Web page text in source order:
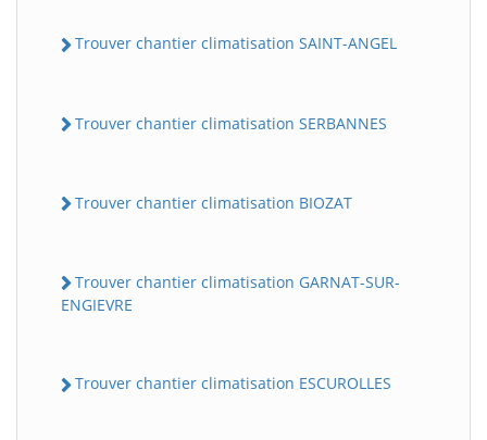
Trouver chantier climatisation SAINT-ANGEL
Trouver chantier climatisation SERBANNES
Trouver chantier climatisation BIOZAT
Trouver chantier climatisation GARNAT-SUR-
ENGIEVRE
Trouver chantier climatisation ESCUROLLES